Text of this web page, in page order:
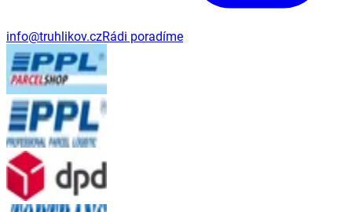
info@truhlikov.czRádi poradíme